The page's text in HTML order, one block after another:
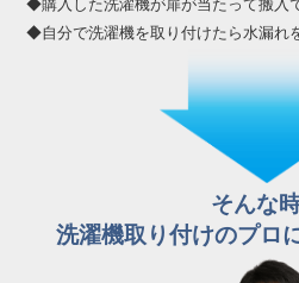
◆購入した洗濯機が扉が当たって搬入
◆自分で洗濯機を取り付けたら水漏れ
そんな
洗濯機取り付けのプロ